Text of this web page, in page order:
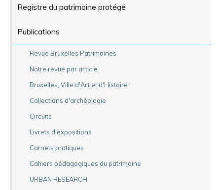
Registre du patrimoine protégé
Publications
Revue Bruxelles Patrimoines
Notre revue par article
Bruxelles, Ville d'Art et d'Histoire
Collections d'archéologie
Circuits
Livrets d'expositions
Carnets pratiques
Cahiers pédagogiques du patrimoine
URBAN RESEARCH